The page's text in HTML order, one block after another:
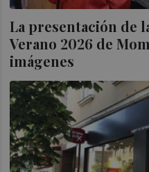
La presentación de
Verano 2026 de
imágenes